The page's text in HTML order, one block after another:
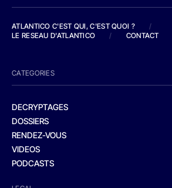
ATLANTICO C'EST QUI, C'EST QUOI ?
/
LE RESEAU D'ATLANTICO
/ CONTACT
CATEGORIES
DECRYPTAGES
DOSSIERS
RENDEZ-VOUS
VIDEOS
PODCASTS